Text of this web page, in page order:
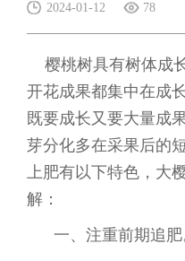
2024-01-12 78
樱桃树具有树体成
开花成果都集中在成
既要成长又要大量成
芽分化多在采果后的
上肥有以下特色， 大
解：
一、注重前期追肥